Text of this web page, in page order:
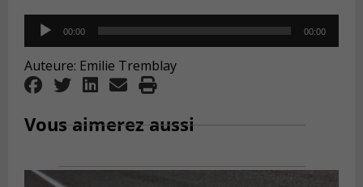
Audio
Player
00:00 00:00
Auteure: Emilie Tremblay
Vous aimerez aussi